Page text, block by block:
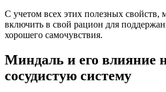
С учетом всех этих полезных свойств,
включить в свой рацион для
хорошего самочувствия.
Миндаль и его влияние
сосудистую систему